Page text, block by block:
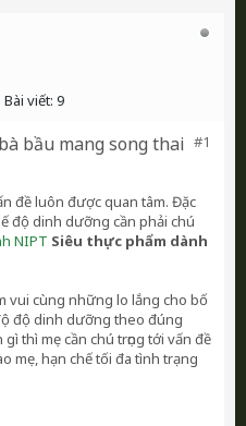
Bài viết: 9
#1
bầu mang song thai
đề luôn được quan tâm. Đặc
độ dinh dưỡng cần phải chú
NIPT Siêu thực phẩm dành
vui cùng những lo lắng cho bố
độ dinh dưỡng theo đúng
thì mẹ cần chú trọng tới vấn đề
mẹ, hạn chế tối đa tình trạng